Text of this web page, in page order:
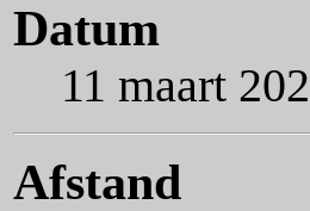
Datum
11 maart
Afstand